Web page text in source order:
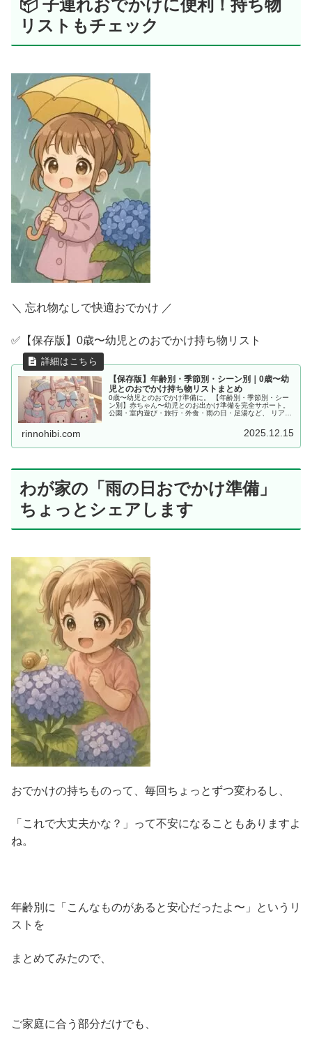
📦 子連れおでかけに便利！持ち物
リストもチェック
＼ 忘れ物なしで快適おでかけ ／
✅【保存版】0歳〜幼児とのおでかけ持ち物リスト
【保存版】年齢別・季節別・シーン別｜0歳〜幼
児とのおでかけ持ち物リストまとめ
0歳〜幼児とのおでかけ準備に。 【年齢別・季節別・シー
ン別】赤ちゃん〜幼児とのお出かけ準備を完全サポート。
公園・室内遊び・旅行・外食・雨の日・足湯など、 リアル
rinnohibi.com 2025.12.15
わが家の「雨の日おでかけ準備」
ちょっとシェアします
おでかけの持ちものって、毎回ちょっとずつ変わるし、
「これで大丈夫かな？」って不安になることもありますよ
ね。
年齢別に「こんなものがあると安心だったよ〜」というリ
ストを
まとめてみたので、
ご家庭に合う部分だけでも、